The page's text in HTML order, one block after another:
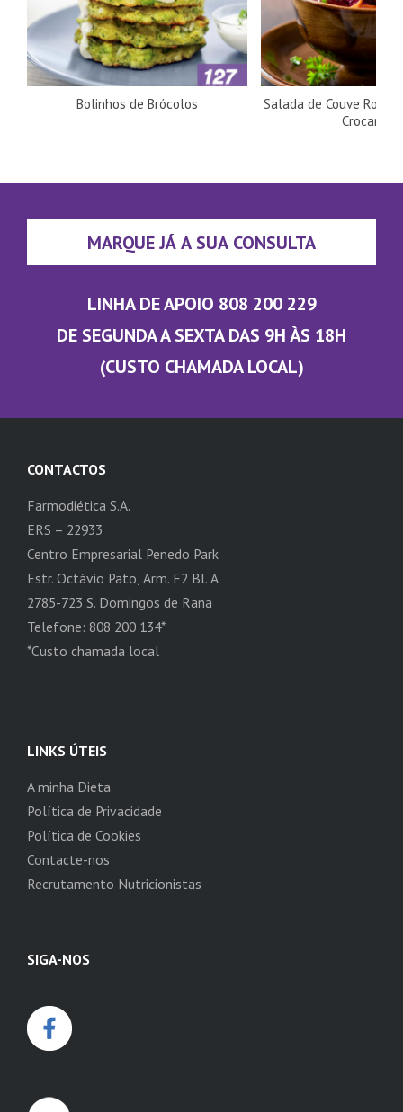
Bolinhos de Brócolos
Salada de Couve Roxa,
Crocantes
MARQUE JÁ A SUA CONSULTA
LINHA DE APOIO 808 200 229
DE SEGUNDA A SEXTA DAS 9H ÀS 18H
(CUSTO CHAMADA LOCAL)
CONTACTOS
Farmodiética S.A.
ERS – 22933
Centro Empresarial Penedo Park
Estr. Octávio Pato, Arm. F2 Bl. A
2785-723 S. Domingos de Rana
Telefone: 808 200 134*
*Custo chamada local
LINKS ÚTEIS
A minha Dieta
Política de Privacidade
Política de Cookies
Contacte-nos
Recrutamento Nutricionistas
SIGA-NOS